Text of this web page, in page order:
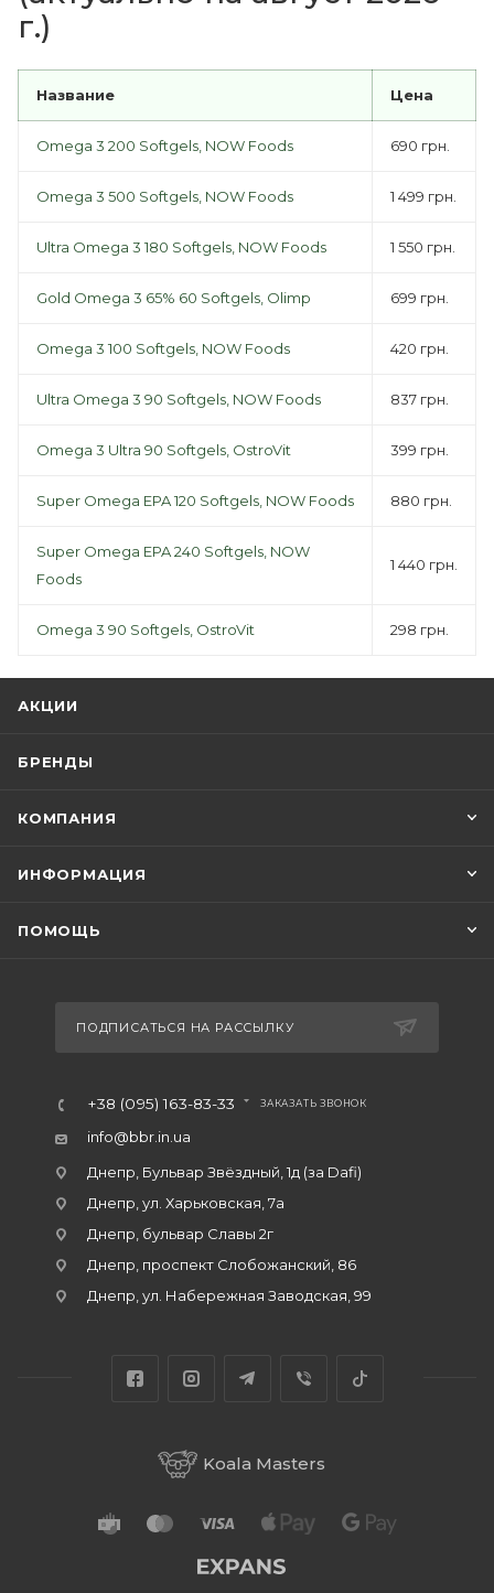
г.)
Название Цена
Omega 3 200 Softgels, NOW Foods 690 грн.
Omega 3 500 Softgels, NOW Foods 1 499 грн.
Ultra Omega 3 180 Softgels, NOW Foods 1 550 грн.
Gold Omega 3 65% 60 Softgels, Olimp 699 грн.
Omega 3 100 Softgels, NOW Foods 420 грн.
Ultra Omega 3 90 Softgels, NOW Foods 837 грн.
Omega 3 Ultra 90 Softgels, OstroVit 399 грн.
Super Omega EPA 120 Softgels, NOW Foods 880 грн.
Super Omega EPA 240 Softgels, NOW
Foods
1 440 грн.
Omega 3 90 Softgels, OstroVit 298 грн.
АКЦИИ
БРЕНДЫ
КОМПАНИЯ
ИНФОРМАЦИЯ
ПОМОЩЬ
ПОДПИСАТЬСЯ НА РАССЫЛКУ
+38 (095) 163-83-33 ЗАКАЗАТЬ ЗВОНОК
info@bbr.in.ua
Днепр, Бульвар Звёздный, 1д (за Dafi)
Днепр, ул. Харьковская, 7а
Днепр, бульвар Славы 2г
Днепр, проспект Слобожанский, 86
Днепр, ул. Набережная Заводская, 99
Koala Masters